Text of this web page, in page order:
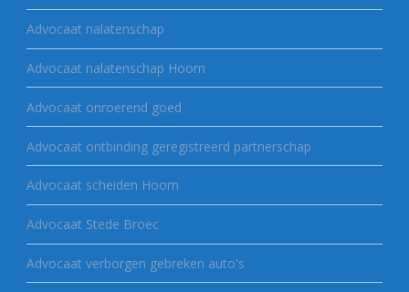
Advocaat nalatenschap
Advocaat nalatenschap Hoorn
Advocaat onroerend goed
Advocaat ontbinding geregistreerd partnerschap
Advocaat scheiden Hoorn
Advocaat Stede Broec
Advocaat verborgen gebreken auto's